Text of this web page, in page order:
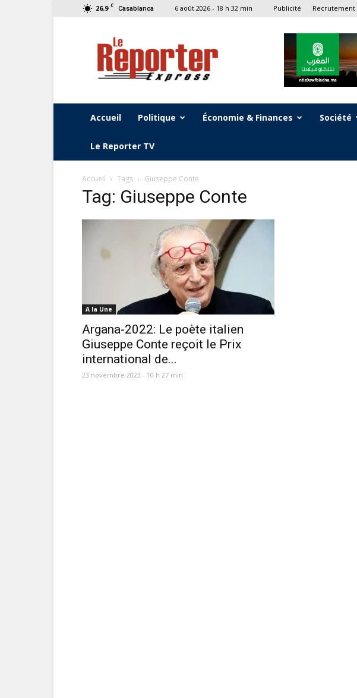
26.9 C Casablanca 6 août 2026 - 18 h 32 min Publicité Recrutement
Le
Reporter
Express
Accueil Politique Économie & Finances Société
Le Reporter TV
Accueil Tags Giuseppe Conte
Tag: Giuseppe Conte
A la Une
Argana-2022: Le poète italien
Giuseppe Conte reçoit le Prix
international de...
23 novembre 2023 - 10 h 27 min